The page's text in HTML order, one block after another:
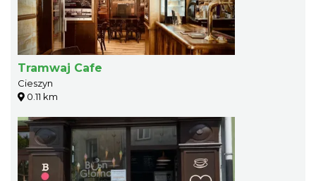
Tramwaj Cafe
Cieszyn
0.11 km